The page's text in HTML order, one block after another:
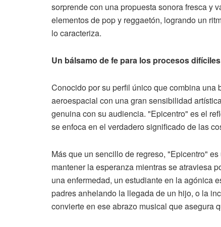
sorprende con una propuesta sonora fresca y
elementos de pop y reggaetón, logrando un
lo caracteriza.
Un bálsamo de fe para los procesos difíciles
Conocido por su perfil único que combina
aeroespacial con una gran sensibilidad
genuina con su audiencia. "Epicentro" es el
se enfoca en el verdadero significado de las
Más que un sencillo de regreso, "Epicentro"
mantener la esperanza mientras se atraviesa
una enfermedad, un estudiante en la agónica
padres anhelando la llegada de un hijo, o la
convierte en ese abrazo musical que asegura